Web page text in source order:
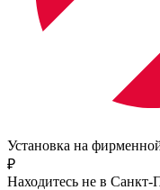
Установка на
₽
Находитесь не в Санкт-